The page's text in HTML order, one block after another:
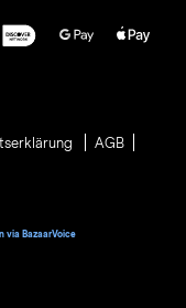
AGB
via BazaarVoice